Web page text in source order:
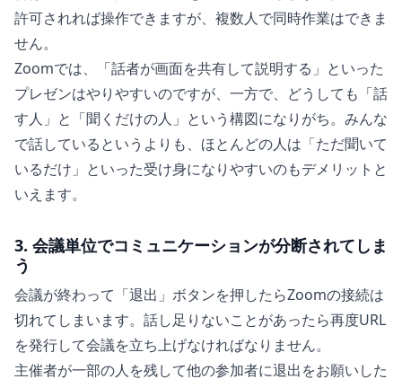
許可されれば操作できますが、複数人で同時作業はできま
せん。
Zoomでは、「話者が画面を共有して説明する」といった
プレゼンはやりやすいのですが、一方で、どうしても「話
す人」と「聞くだけの人」という構図になりがち。みんな
で話しているというよりも、ほとんどの人は「ただ聞いて
いるだけ」といった受け身になりやすいのもデメリットと
いえます。
3. 会議単位でコミュニケーションが分断されてしま
う
会議が終わって「退出」ボタンを押したらZoomの接続は
切れてしまいます。話し足りないことがあったら再度URL
を発行して会議を立ち上げなければなりません。
主催者が一部の人を残して他の参加者に退出をお願いした